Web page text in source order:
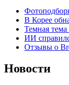
В Корее
Темная тема
ИИ
Отзывы о
Новости